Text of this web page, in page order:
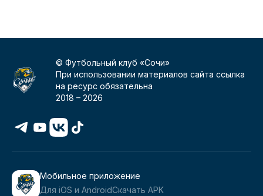
© Футбольный клуб «Сочи»
При использовании материалов сайта ссылка
на ресурс обязательна
2018 –2026
Мобильное приложение
Для iOS и AndroidСкачать APK